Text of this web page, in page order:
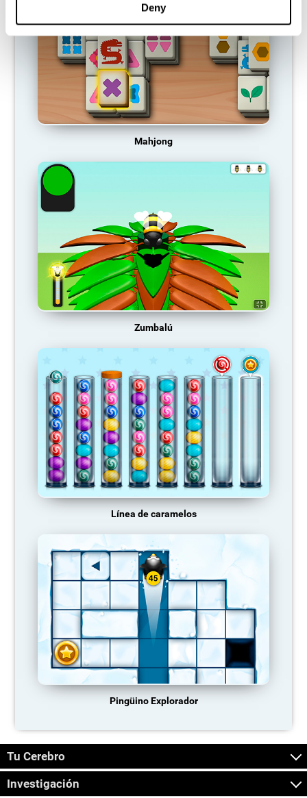
Deny
Mahjong
Zumbalú
Línea de caramelos
Pingüino Explorador
Tu Cerebro
Investigación